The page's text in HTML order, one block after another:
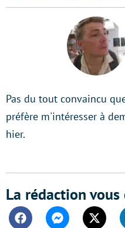
Pas du tout convaincu
préfère m'intéresser à
hier.
La rédaction
FacebookMessengerTwitter